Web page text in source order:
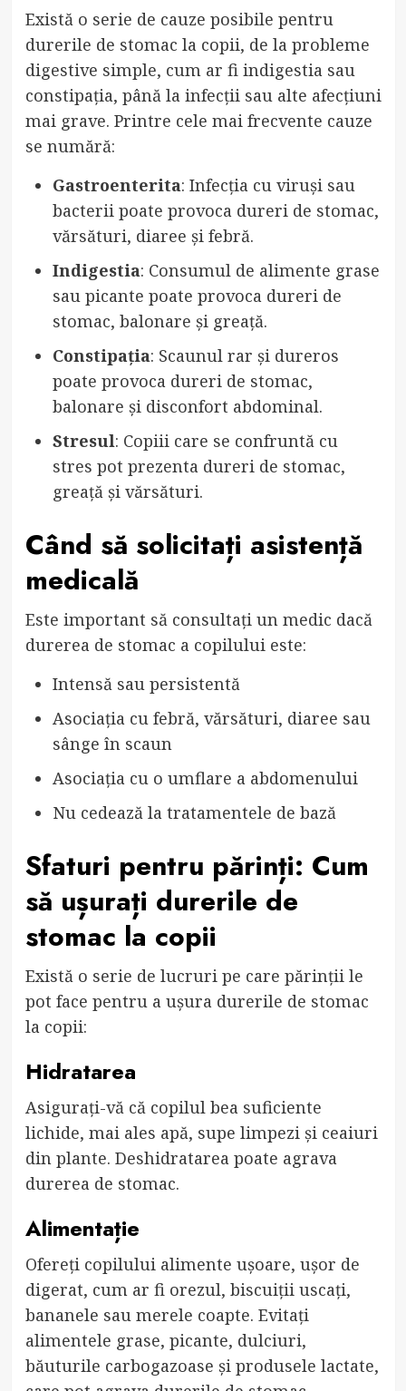
Există o serie de cauze posibile pentru
durerile de stomac la copii, de la probleme
digestive simple, cum ar fi indigestia sau
constipația, până la infecții sau alte afecțiuni
mai grave. Printre cele mai frecvente cauze
se numără:
Gastroenterita: Infecția cu viruși sau
bacterii poate provoca dureri de stomac,
vărsături, diaree și febră.
Indigestia: Consumul de alimente grase
sau picante poate provoca dureri de
stomac, balonare și greață.
Constipația: Scaunul rar și dureros
poate provoca dureri de stomac,
balonare și disconfort abdominal.
Stresul: Copiii care se confruntă cu
stres pot prezenta dureri de stomac,
greață și vărsături.
Când să solicitați asistență
medicală
Este important să consultați un medic dacă
durerea de stomac a copilului este:
Intensă sau persistentă
Asociația cu febră, vărsături, diaree sau
sânge în scaun
Asociația cu o umflare a abdomenului
Nu cedează la tratamentele de bază
Sfaturi pentru părinți: Cum
să ușurați durerile de
stomac la copii
Există o serie de lucruri pe care părinții le
pot face pentru a ușura durerile de stomac
la copii:
Hidratarea
Asigurați-vă că copilul bea suficiente
lichide, mai ales apă, supe limpezi și ceaiuri
din plante. Deshidratarea poate agrava
durerea de stomac.
Alimentație
Ofereți copilului alimente ușoare, ușor de
digerat, cum ar fi orezul, biscuiții uscați,
bananele sau merele coapte. Evitați
alimentele grase, picante, dulciuri,
băuturile carbogazoase și produsele lactate,